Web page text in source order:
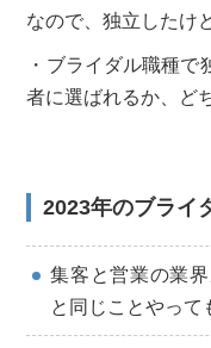
なので、独立したけ
・ブライダル職種
者に選ばれるか、ど
2023年のブライ
集客と営業の業
と同じことやって